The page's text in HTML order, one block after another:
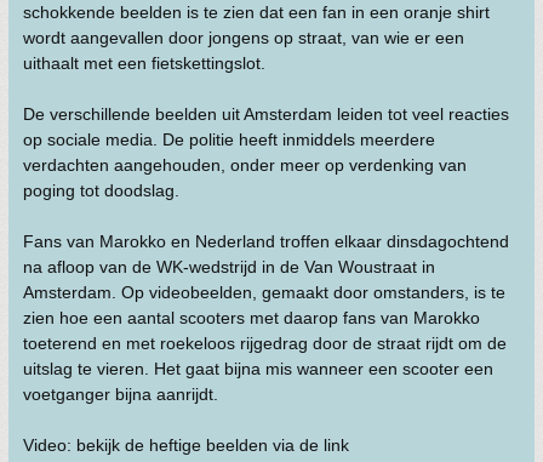
schokkende beelden is te zien dat een fan in een oranje shirt
wordt aangevallen door jongens op straat, van wie er een
uithaalt met een fietskettingslot.
De verschillende beelden uit Amsterdam leiden tot veel reacties
op sociale media. De politie heeft inmiddels meerdere
verdachten aangehouden, onder meer op verdenking van
poging tot doodslag.
Fans van Marokko en Nederland troffen elkaar dinsdagochtend
na afloop van de WK-wedstrijd in de Van Woustraat in
Amsterdam. Op videobeelden, gemaakt door omstanders, is te
zien hoe een aantal scooters met daarop fans van Marokko
toeterend en met roekeloos rijgedrag door de straat rijdt om de
uitslag te vieren. Het gaat bijna mis wanneer een scooter een
voetganger bijna aanrijdt.
Video: bekijk de heftige beelden via de link